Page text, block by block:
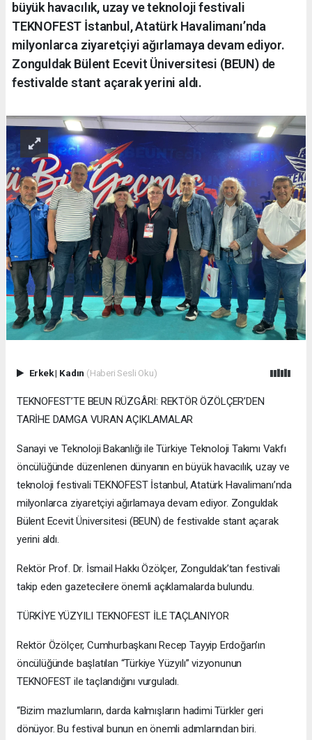
büyük havacılık, uzay ve teknoloji festivali
TEKNOFEST İstanbul, Atatürk Havalimanı’nda
milyonlarca ziyaretçiyi ağırlamaya devam ediyor.
Zonguldak Bülent Ecevit Üniversitesi (BEUN) de
festivalde stant açarak yerini aldı.
Erkek| Kadın (Haberi Sesli Oku)
TEKNOFEST’TE BEUN RÜZGÂRI: REKTÖR ÖZÖLÇER’DEN
TARİHE DAMGA VURAN AÇIKLAMALAR
Sanayi ve Teknoloji Bakanlığı ile Türkiye Teknoloji Takımı Vakfı
öncülüğünde düzenlenen dünyanın en büyük havacılık, uzay ve
teknoloji festivali TEKNOFEST İstanbul, Atatürk Havalimanı’nda
milyonlarca ziyaretçiyi ağırlamaya devam ediyor. Zonguldak
Bülent Ecevit Üniversitesi (BEUN) de festivalde stant açarak
yerini aldı.
Rektör Prof. Dr. İsmail Hakkı Özölçer, Zonguldak’tan festivali
takip eden gazetecilere önemli açıklamalarda bulundu.
TÜRKİYE YÜZYILI TEKNOFEST İLE TAÇLANIYOR
Rektör Özölçer, Cumhurbaşkanı Recep Tayyip Erdoğan’ın
öncülüğünde başlatılan “Türkiye Yüzyılı” vizyonunun
TEKNOFEST ile taçlandığını vurguladı.
“Bizim mazlumların, darda kalmışların hadimi Türkler geri
dönüyor. Bu festival bunun en önemli adımlarından biri.